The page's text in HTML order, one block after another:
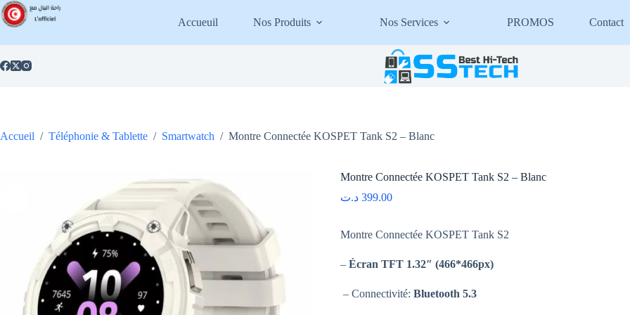
Passer
au
contenu
Accueuil Nos Produits Nos Services PROMOS Contact
Accueil / Téléphonie & Tablette / Smartwatch / Montre Connectée KOSPET Tank S2 – Blanc
Montre Connectée KOSPET Tank S2 – Blanc
399.00 د.ت
Montre Connectée KOSPET Tank S2
–Écran TFT 1.32″ (466*466px)
– Connectivité:Bluetooth 5.3